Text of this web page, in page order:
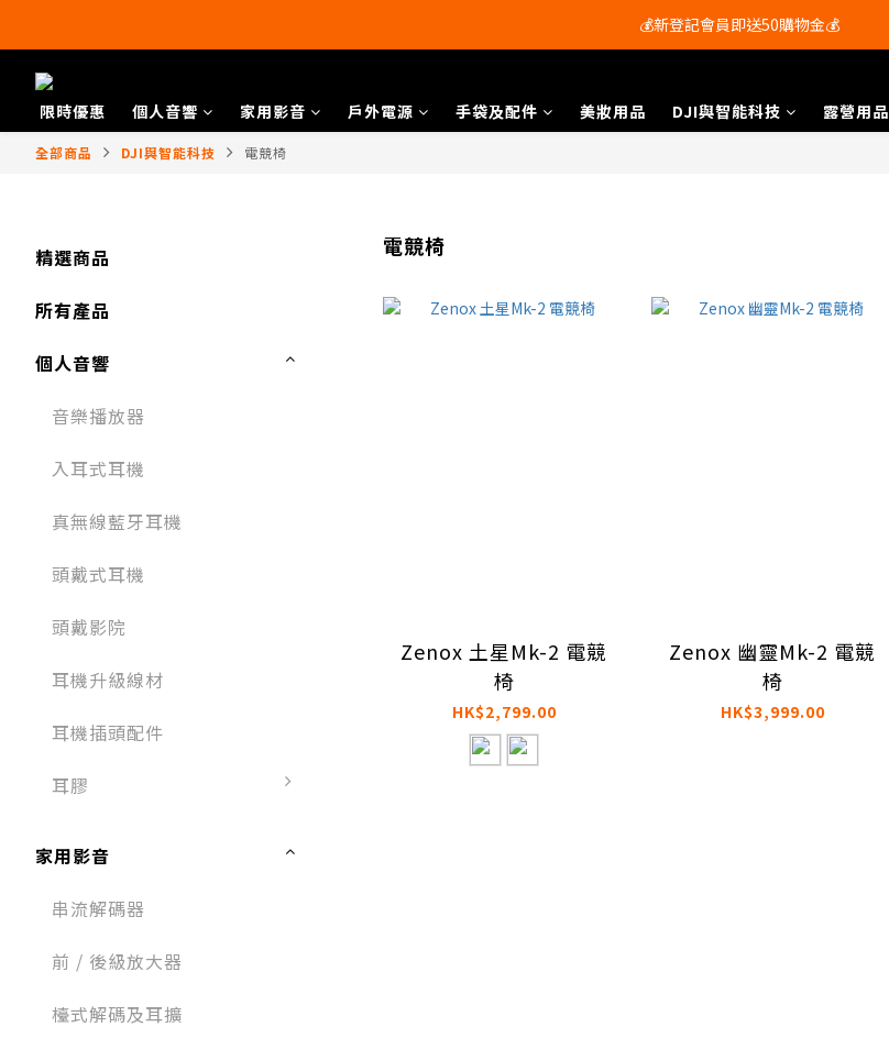
會員尊享購物滿$250即享免運費🚚
💰新登記會員即送50購物金💰
限時優惠
個人音響 家用影音 戶外電源 手袋及配件 美妝用品 DJI與智能科技 露營用品
全部商品 DJI與智能科技 電競椅
精選商品
所有產品
個人音響
音樂播放器​
入耳式耳機​
真無線藍牙耳機
頭戴式耳機​
頭戴影院
耳機升級線材
耳機插頭配件​​
耳膠
家用影音
串流解碼器
前 / 後級放大器
檯式解碼及耳擴
電競椅
Zenox 土星Mk-2 電競
椅
HK$2,799.00
Zenox 幽靈Mk-2 電競
椅
HK$3,999.00